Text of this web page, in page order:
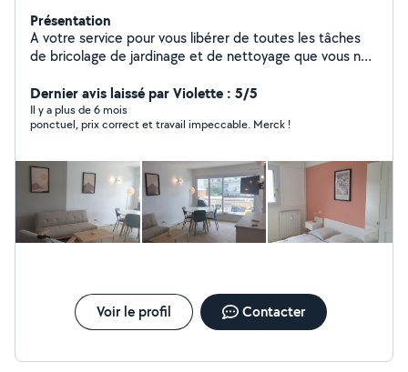
Présentation
A votre service pour vous libérer de toutes les tâches
de bricolage de jardinage et de nettoyage que vous ne
intervenants trouve des solutions économiques et
professionnels pour vous petit souci dans plusieurs
domaines (installation ,réparation, rénovation ,peinture
service .Notre objectif dépassé vos exigences notre but
la qualité est votre satisfaction
Dernier avis laissé par Violette : 5/5
Il y a plus de 6 mois
ponctuel, prix correct et travail impeccable. Merck !
Voir le profil Contacter